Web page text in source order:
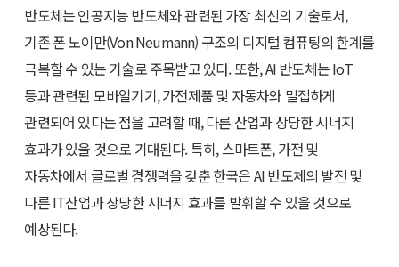
반도체는 인공지능 반도체와 관련된 가장 최신의 기술로서,
기존 폰 노이만(Von Neumann) 구조의 디지털 컴퓨팅의 한계를
극복할 수 있는 기술로 주목받고 있다. 또한, AI 반도체는 IoT
등과 관련된 모바일기기, 가전제품 및 자동차와 밀접하게
관련되어 있다는 점을 고려할 때, 다른 산업과 상당한 시너지
효과가 있을 것으로 기대된다. 특히, 스마트폰, 가전 및
자동차에서 글로벌 경쟁력을 갖춘 한국은 AI 반도체의 발전 및
다른 IT산업과 상당한 시너지 효과를 발휘할 수 있을 것으로
예상된다.